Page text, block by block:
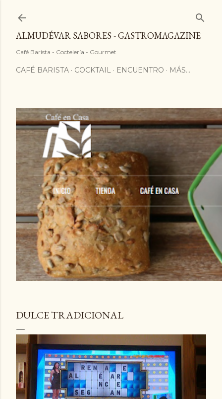
ALMUDÉVAR SABORES - GASTROMAGAZINE
Café Barista - Coctelería - Gourmet
CAFÉ BARISTA COCKTAIL ENCUENTRO MÁS…
DULCE TRADICIONAL